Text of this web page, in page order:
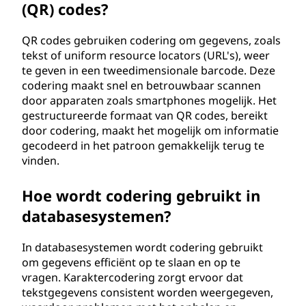
(QR) codes?
QR codes gebruiken codering om gegevens, zoals
tekst of uniform resource locators (URL's), weer
te geven in een tweedimensionale barcode. Deze
codering maakt snel en betrouwbaar scannen
door apparaten zoals smartphones mogelijk. Het
gestructureerde formaat van QR codes, bereikt
door codering, maakt het mogelijk om informatie
gecodeerd in het patroon gemakkelijk terug te
vinden.
Hoe wordt codering gebruikt in
databasesystemen?
In databasesystemen wordt codering gebruikt
om gegevens efficiënt op te slaan en op te
vragen. Karaktercodering zorgt ervoor dat
tekstgegevens consistent worden weergegeven,